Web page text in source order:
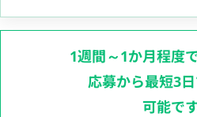
1週間～1か月程度
応募から最短3
可能です